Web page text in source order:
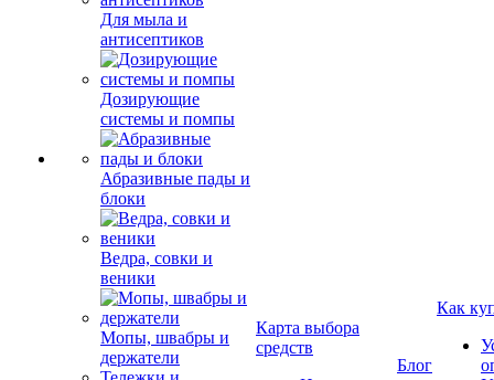
Для мыла и
антисептиков
Дозирующие
системы и помпы
Абразивные пады и
блоки
Ведра, совки и
веники
Мопы, швабры и
держатели
Карта выбора
средств
Блог
Как